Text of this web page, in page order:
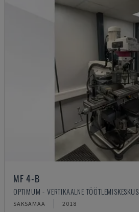
MF 4-B
OPTIMUM - VERTIKAALNE TÖÖTLEMISKESKUS
SAKSAMAA 2018